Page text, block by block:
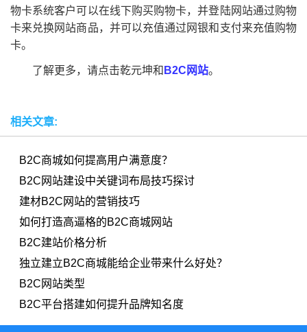
物卡系统客户可以在线下购买购物卡，并登陆网站通过购物
卡来兑换网站商品，并可以充值通过网银和支付来充值购物
卡。
了解更多，请点击乾元坤和 B2C网站。
相关文章:
B2C商城如何提高用户满意度？
B2C网站建设中关键词布局技巧探讨
建材B2C网站的营销技巧
如何打造高逼格的B2C商城网站
B2C建站价格分析
独立建立B2C商城能给企业带来什么好处？
B2C网站类型
B2C平台搭建如何提升品牌知名度